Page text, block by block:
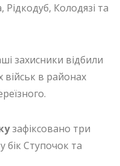
Колодязі та
захисники відбили
військ в районах
зафіксовано три
бік Ступочок та